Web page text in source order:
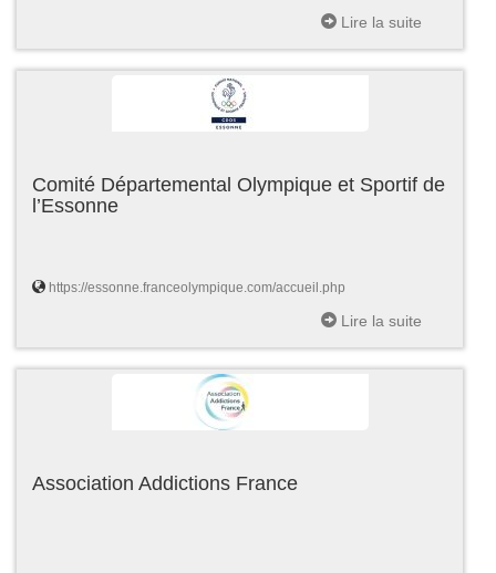
Lire la suite
Comité Départemental Olympique et Sportif de
l’Essonne
https://essonne.franceolympique.com/accueil.php
Lire la suite
Association Addictions France